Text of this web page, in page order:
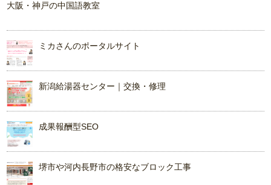
大阪・神戸の中国語教室
ミカさんのポータルサイト
新潟給湯器センター｜交換・修理
成果報酬型SEO
堺市や河内長野市の格安なブロック工事